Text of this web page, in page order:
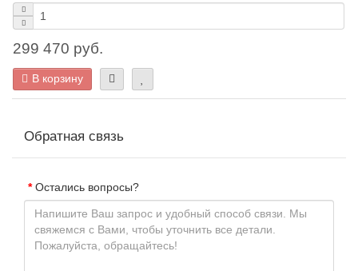
299 470 руб.
В корзину
Обратная связь
Остались вопросы?